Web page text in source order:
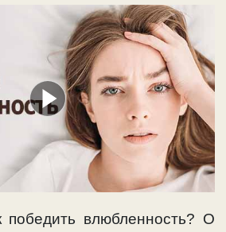
победить влюбленность? О